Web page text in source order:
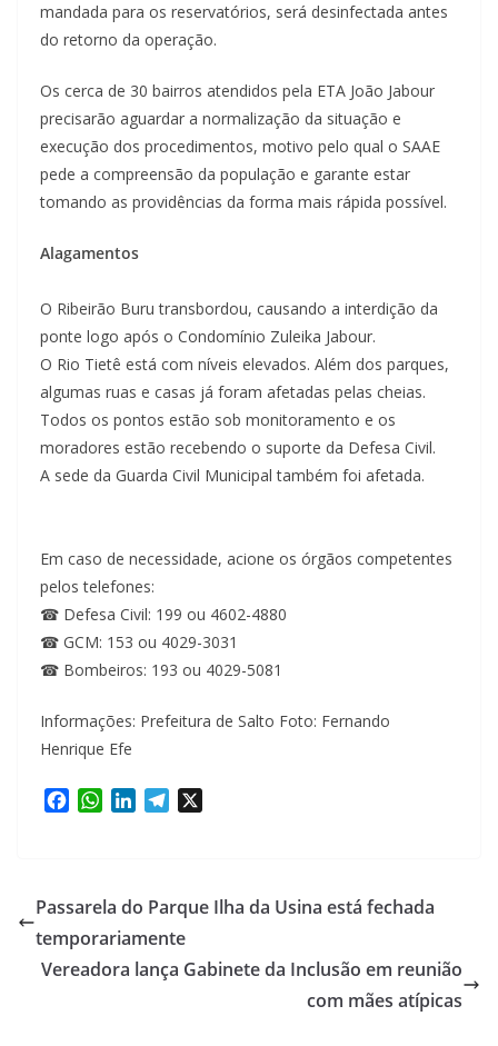
mandada para os reservatórios, será desinfectada antes
do retorno da operação.
Os cerca de 30 bairros atendidos pela ETA João Jabour
precisarão aguardar a normalização da situação e
execução dos procedimentos, motivo pelo qual o SAAE
pede a compreensão da população e garante estar
tomando as providências da forma mais rápida possível.
Alagamentos
O Ribeirão Buru transbordou, causando a interdição da
ponte logo após o Condomínio Zuleika Jabour.
O Rio Tietê está com níveis elevados. Além dos parques,
algumas ruas e casas já foram afetadas pelas cheias.
Todos os pontos estão sob monitoramento e os
moradores estão recebendo o suporte da Defesa Civil.
A sede da Guarda Civil Municipal também foi afetada.
Em caso de necessidade, acione os órgãos competentes
pelos telefones:
☎ Defesa Civil: 199 ou 4602-4880
☎ GCM: 153 ou 4029-3031
☎ Bombeiros: 193 ou 4029-5081
Informações: Prefeitura de Salto Foto: Fernando
Henrique Efe
b
o
k
W
s
p
p
e
I
n
g
a
m
Passarela do Parque Ilha da Usina está fechada
temporariamente
Vereadora lança Gabinete da Inclusão em reunião
com mães atípicas